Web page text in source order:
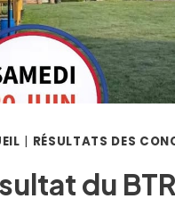
| RÉSULTATS DES
du